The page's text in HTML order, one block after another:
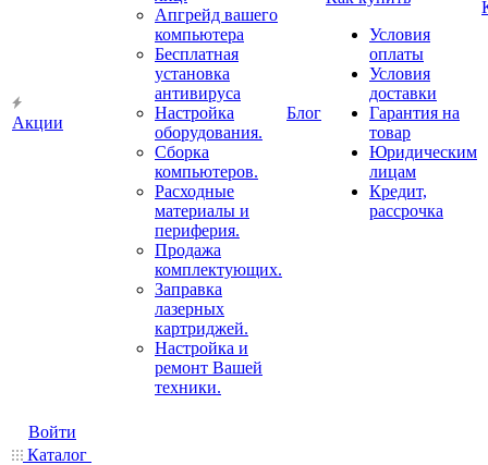
Акции
Апгрейд вашего
компьютера
Бесплатная
установка
антивируса
Настройка
оборудования.
Сборка
компьютеров.
Расходные
материалы и
периферия.
Продажа
комплектующих.
Заправка
лазерных
картриджей.
Настройка и
ремонт Вашей
техники.
Блог
Условия
оплаты
Условия
доставки
Гарантия на
товар
Юридическим
лицам
Кредит,
рассрочка
Войти
Каталог